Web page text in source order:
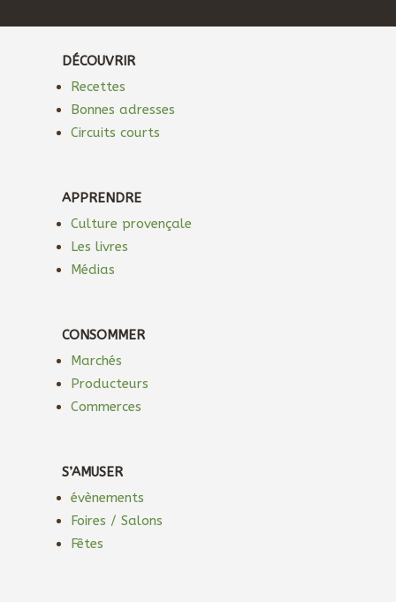
DÉCOUVRIR
Recettes
Bonnes adresses
Circuits courts
APPRENDRE
Culture provençale
Les livres
Médias
CONSOMMER
Marchés
Producteurs
Commerces
S’AMUSER
évènements
Foires / Salons
Fêtes